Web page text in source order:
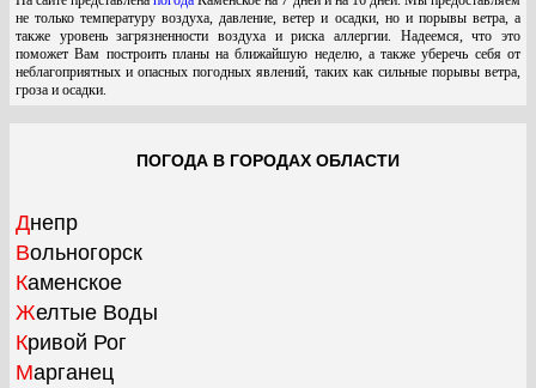
не только температуру воздуха, давление, ветер и осадки, но и порывы ветра, а
также уровень загрязненности воздуха и риска аллергии. Надеемся, что это
поможет Вам построить планы на ближайшую неделю, а также уберечь себя от
неблагоприятных и опасных погодных явлений, таких как сильные порывы ветра,
гроза и осадки.
ПОГОДА В ГОРОДАХ ОБЛАСТИ
Днепр
Вольногорск
Каменское
Желтые Воды
Кривой Рог
Марганец